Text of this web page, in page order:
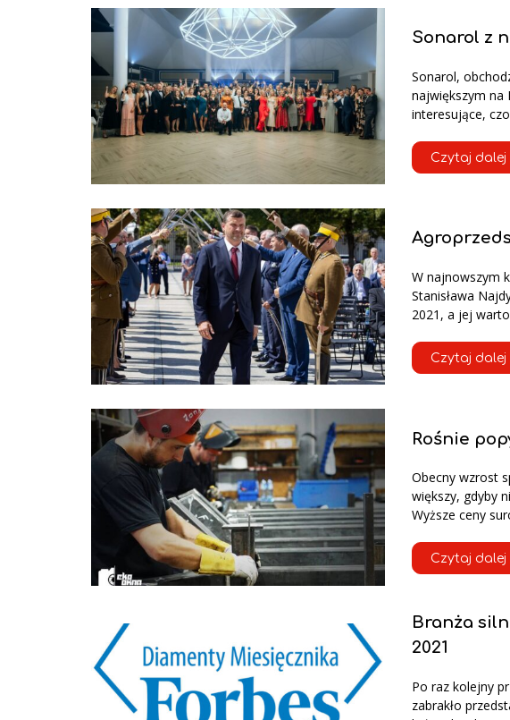
Sonarol z
Sonarol,
największym na
interesujące,
Czytaj dalej
W najnowszym
Stanisława
2021, a jej
Czytaj dalej
Rośnie
Obecny wzrost
większy, gdyby
Wyższe ceny
Czytaj dalej
Branża
2021
Po raz kolejny
zabrakło